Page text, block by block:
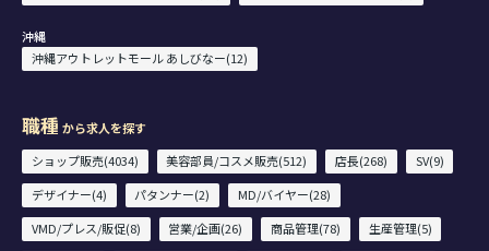
沖縄
沖縄アウトレットモール あしびなー(12)
職種 から求人を探す
ショップ販売(4034)
美容部員/コスメ販売(512) 店長(268)
SV(9)
デザイナー(4)
パタンナー(2)
MD/バイヤー(28)
VMD/プレス/販促(8)
営業/企画(26) 商品管理(78)
生産管理(5)